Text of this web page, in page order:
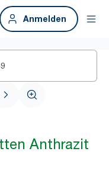
Anmelden
Anthrazit